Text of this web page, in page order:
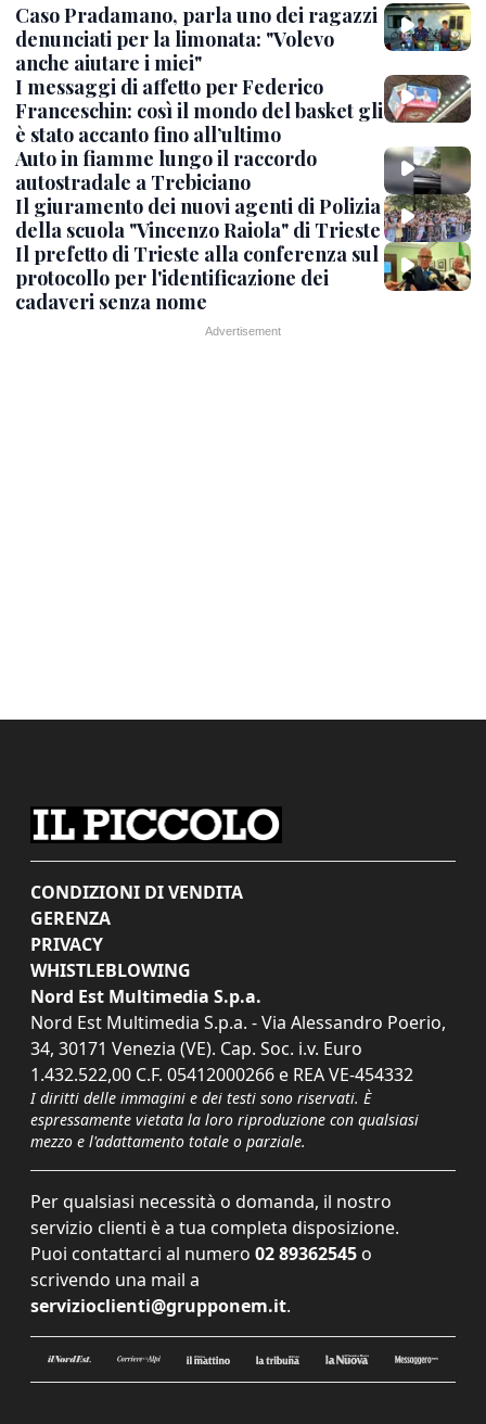
Caso Pradamano, parla uno dei ragazzi
denunciati per la limonata: "Volevo
anche aiutare i miei"
I messaggi di affetto per Federico
Franceschin: così il mondo del basket gli
è stato accanto fino all’ultimo
Auto in fiamme lungo il raccordo
autostradale a Trebiciano
Il giuramento dei nuovi agenti di Polizia
della scuola "Vincenzo Raiola" di Trieste
Il prefetto di Trieste alla conferenza sul
protocollo per l'identificazione dei
cadaveri senza nome
CONDIZIONI DI VENDITA
GERENZA
PRIVACY
WHISTLEBLOWING
Nord Est Multimedia S.p.a.
Nord Est Multimedia S.p.a. - Via Alessandro Poerio,
34, 30171 Venezia (VE). Cap. Soc. i.v. Euro
1.432.522,00 C.F. 05412000266 e REA VE-454332
I diritti delle immagini e dei testi sono riservati. È
espressamente vietata la loro riproduzione con qualsiasi
mezzo e l'adattamento totale o parziale.
Per qualsiasi necessità o domanda, il nostro
servizio clienti è a tua completa disposizione.
Puoi contattarci al numero 02 89362545 o
scrivendo una mail a
servizioclienti@grupponem.it.